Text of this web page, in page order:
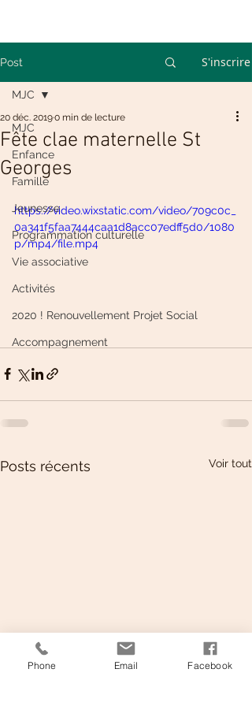
Post S'inscrire
MJC
Enfance
Famille
Jeunesse
Programmation culturelle
Vie associative
Activités
2020 ! Renouvellement Projet Social
Accompagnement
MJC
Fête clae maternelle St
Georges
20 déc. 20190 min de lecture
https://video.wixstatic.com/video/709c0c_
0a341f5faa7444caa1d8acc07edff5d0/1080
p/mp4/file.mp4
Posts récents Voir tout
Phone Email Facebook